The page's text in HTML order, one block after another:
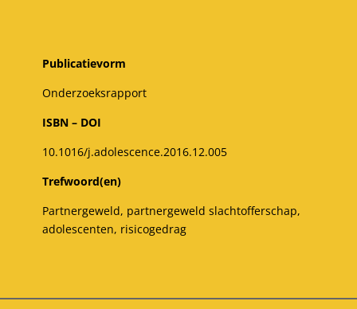
Publicatievorm
Onderzoeksrapport
ISBN – DOI
10.1016/j.adolescence.2016.12.005
Trefwoord(en)
Partnergeweld, partnergeweld slachtofferschap,
adolescenten, risicogedrag